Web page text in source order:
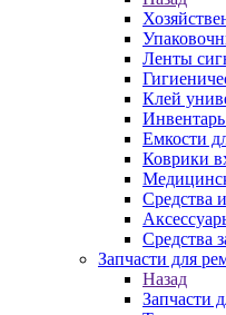
Ленты
Клей
Емкости
Коврики
Средства
Средства
Запчасти для
Назад
Запчасти